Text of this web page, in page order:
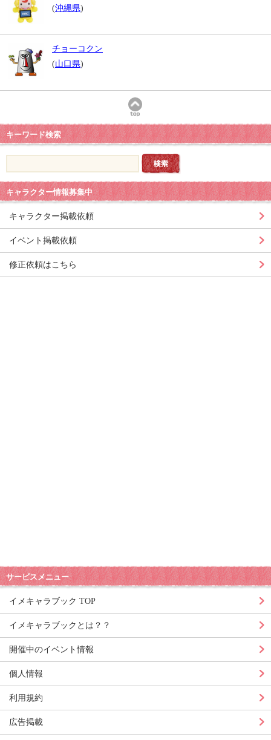
(沖縄県)
チョーコクン
(山口県)
キーワード検索
キャラクター情報募集中
キャラクター掲載依頼
イベント掲載依頼
修正依頼はこちら
サービスメニュー
イメキャラブック TOP
イメキャラブックとは？？
開催中のイベント情報
個人情報
利用規約
広告掲載